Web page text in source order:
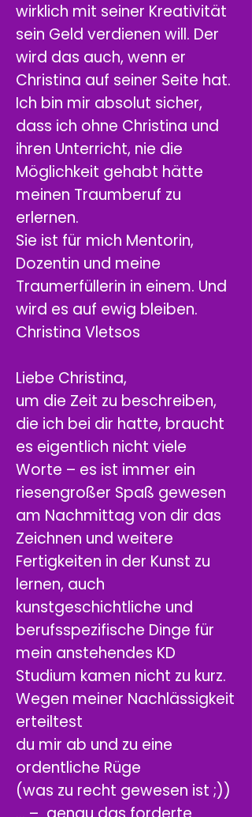
wirklich mit seiner Kreativität
sein Geld verdienen will. Der
wird das auch, wenn er
Christina auf seiner Seite hat.
Ich bin mir absolut sicher,
dass ich ohne Christina und
ihren Unterricht, nie die
Möglichkeit gehabt hätte
meinen Traumberuf zu
erlernen.
Sie ist für mich Mentorin,
Dozentin und meine
Traumerfüllerin in einem. Und
wird es auf ewig bleiben.
Christina Vletsos
Liebe Christina,
um die Zeit zu beschreiben,
die ich bei dir hatte, braucht
es eigentlich nicht viele
Worte – es ist immer ein
riesengroßer Spaß gewesen
am Nachmittag von dir das
Zeichnen und weitere
Fertigkeiten in der Kunst zu
lernen, auch
kunstgeschichtliche und
berufsspezifische Dinge für
mein anstehendes KD
Studium kamen nicht zu kurz.
Wegen meiner Nachlässigkeit
erteiltest
du mir ab und zu eine
ordentliche Rüge
(was zu recht gewesen ist ;))